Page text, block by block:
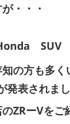
・・・
Honda
の方も多
発表されま
ZRーVをご